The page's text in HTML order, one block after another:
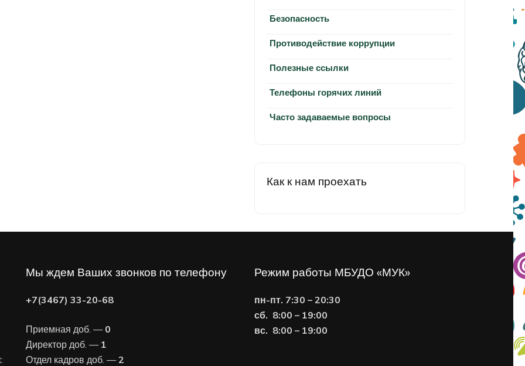
Безопасность
Противодействие коррупции
Полезные ссылки
Телефоны горячих линий
Часто задаваемые вопросы
Как к нам проехать
Мы ждем Ваших звонков по телефону
+7(3467) 33-20-68
Приемная доб. — 0
Директор доб. — 1
Отдел кадров доб. —2
Режим работы МБУДО «МУК»
пн-пт. 7:30 – 20:30
сб. 8:00 – 19:00
вс. 8:00 – 19:00